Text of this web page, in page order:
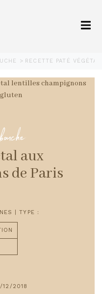
RECETTE PATÉ
aux
de Paris
| TYPE :
12/2018